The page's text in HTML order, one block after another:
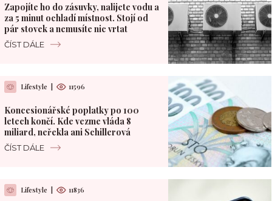
Zapojíte ho do zásuvky, nalijete vodu a
za 5 minut ochladí místnost. Stojí od
pár stovek a nemusíte nic vrtat
ČÍST DÁLE
Lifestyle 11596
Koncesionářské poplatky po 100
letech končí. Kde vezme vláda 8
miliard, neřekla ani Schillerová
ČÍST DÁLE
Lifestyle 11836